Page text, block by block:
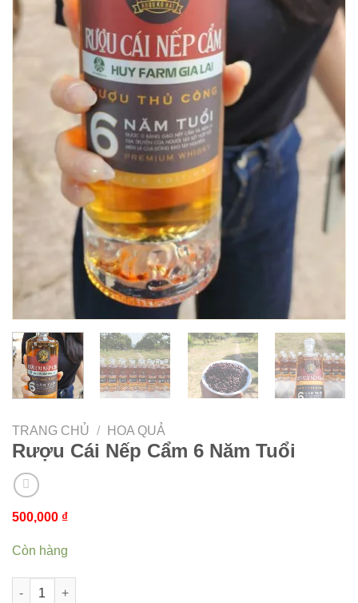
TRANG CHỦ / HOA QUẢ
Rượu Cái Nếp Cẩm 6 Năm Tuổi
500,000 ₫
Còn hàng
Rượu Cái Nếp Cẩm 6 Năm Tuổi số lượng